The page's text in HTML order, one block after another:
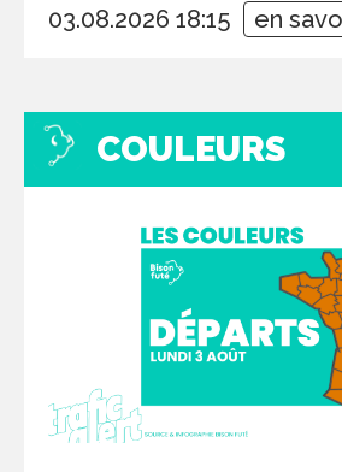
03.08.2026 18:15 en
COULEURS